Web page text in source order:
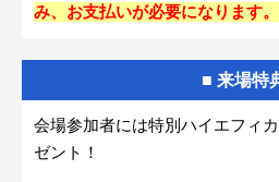
み、お支払いが必要になります。
■ 来場特
会場参加者には特別ハイエフィ
ゼント！